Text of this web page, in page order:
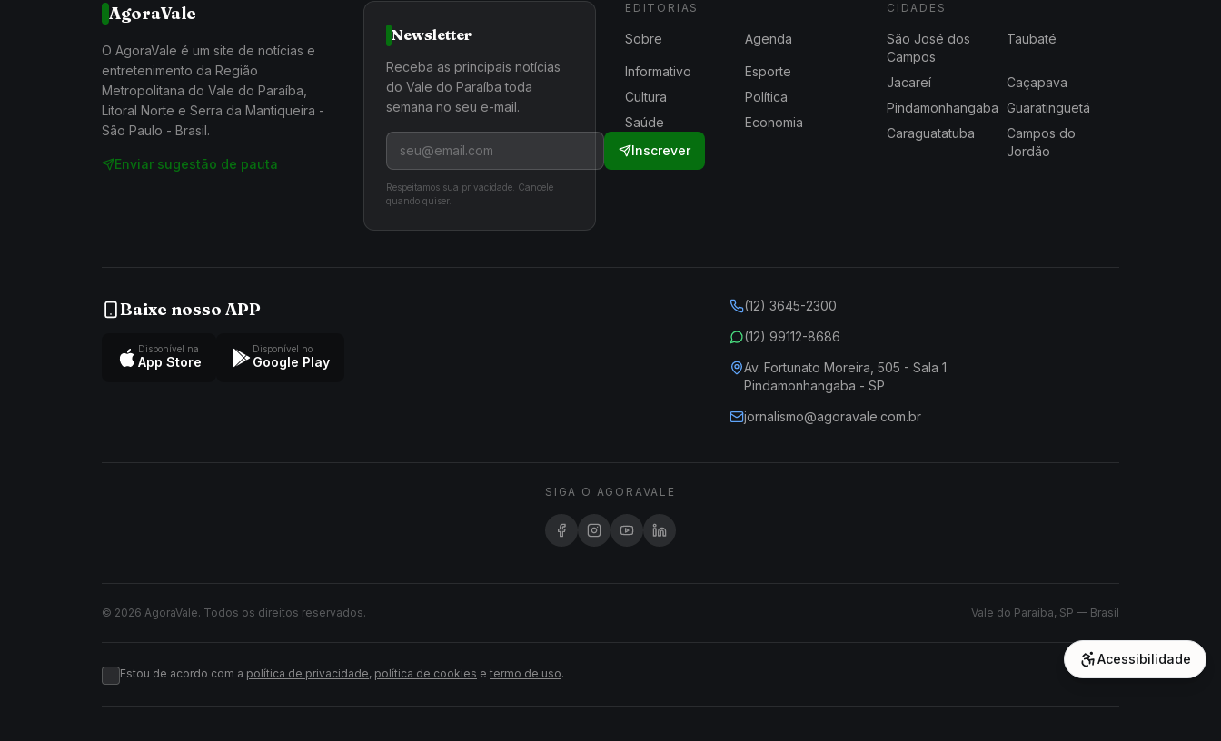
AgoraVale
O AgoraVale é um site de notícias e
entretenimento da Região
Metropolitana do Vale do Paraíba,
Litoral Norte e Serra da Mantiqueira -
São Paulo - Brasil.
Enviar sugestão de pauta
Newsletter
Receba as principais notícias
do Vale do Paraíba toda
semana no seu e-mail.
Inscrever
Respeitamos sua privacidade. Cancele
quando quiser.
EDITORIAS
Sobre Agenda
Informativo
Esporte
Cultura
Política
Saúde
Economia
CIDADES
São José dos
Campos
Taubaté
Jacareí
Caçapava
Pindamonhangaba Guaratinguetá
Caraguatatuba
Campos do
Jordão
Baixe nosso APP
Disponível na
App Store
Disponível no
Google Play
(12) 3645-2300
(12) 99112-8686
Av. Fortunato Moreira, 505 - Sala 1
Pindamonhangaba - SP
jornalismo@agoravale.com.br
SIGA O AGORAVALE
© 2026 AgoraVale. Todos os direitos reservados. Vale do Paraíba, SP — Brasil
Estou de acordo com a política de privacidade, política de cookies e termo de uso.
Acessibilidade